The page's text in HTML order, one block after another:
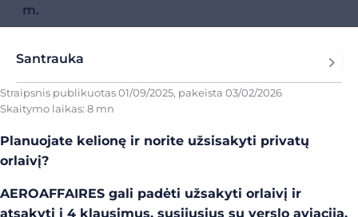
m.
Santrauka
Straipsnis publikuotas01/09/2025, pakeista 03/02/2026
Skaitymo laikas: 8 mn
Planuojate kelionę ir norite užsisakyti privatų
orlaivį?
AEROAFFAIRES gali padėti užsakyti orlaivį ir
atsakyti į 4 klausimus, susijusius su verslo aviacija.